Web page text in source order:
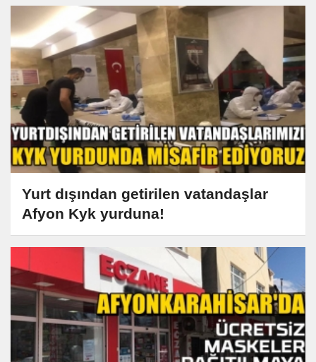
Yurt dışından getirilen vatandaşlar
Afyon Kyk yurduna!